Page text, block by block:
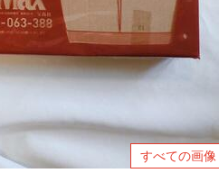
すべての画像